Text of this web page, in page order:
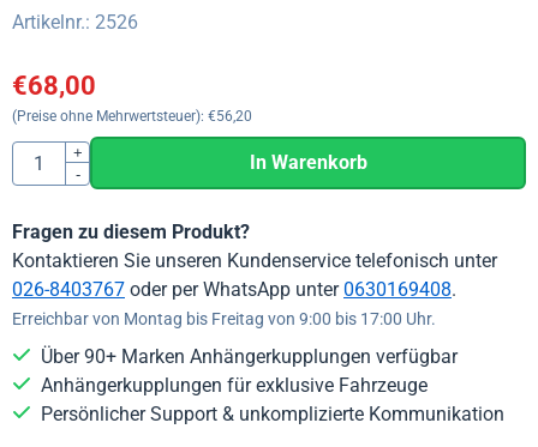
Artikelnr.: 2526
€68,00
(Preise ohne Mehrwertsteuer): €56,20
Anzahl
+
-
In Warenkorb
Fragen zu diesem Produkt?
Kontaktieren Sie unseren Kundenservice telefonisch unter
026-8403767 oder per WhatsApp unter0630169408.
Erreichbar von Montag bis Freitag von 9:00 bis 17:00 Uhr.
Über 90+ Marken Anhängerkupplungen verfügbar
Anhängerkupplungen für exklusive Fahrzeuge
Persönlicher Support & unkomplizierte Kommunikation